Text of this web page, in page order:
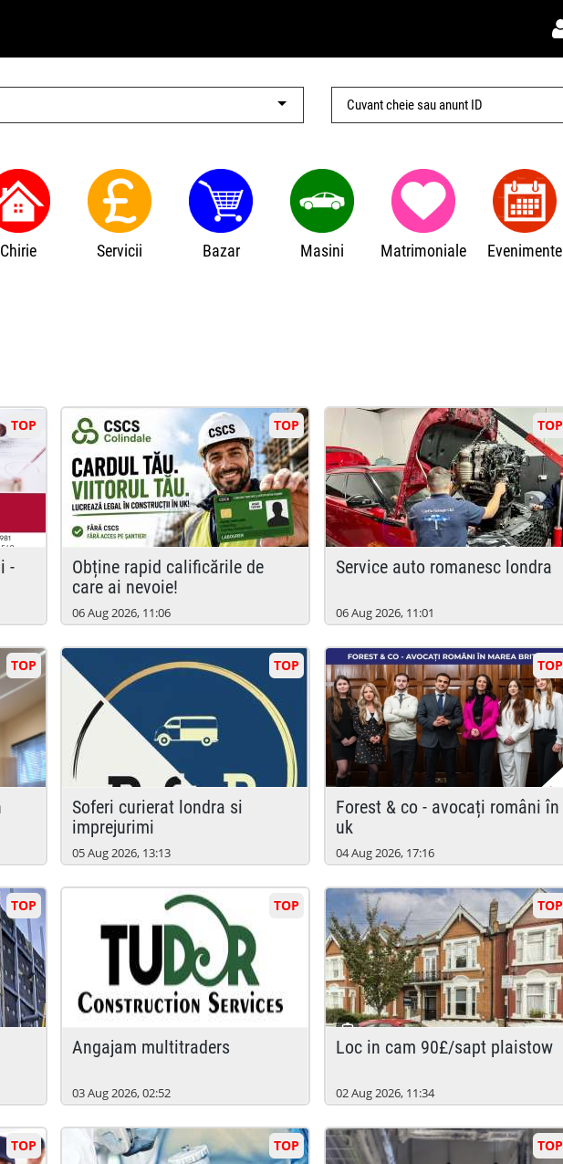
Chirie Servicii Bazar Masini Matrimoniale Evenimente
TOP TOP
obține rapid calificările de
care ai nevoie!
06 Aug 2026, 11:06
TOP
service auto romanesc londra
06 Aug 2026, 11:01
TOP TOP
soferi curierat londra si
imprejurimi
05 Aug 2026, 13:13
TOP
forest & co - avocați români în
uk
04 Aug 2026, 17:16
TOP TOP
angajam multitraders
03 Aug 2026, 02:52
TOP
loc in cam 90£/sapt plaistow
02 Aug 2026, 11:34
TOP TOP TOP